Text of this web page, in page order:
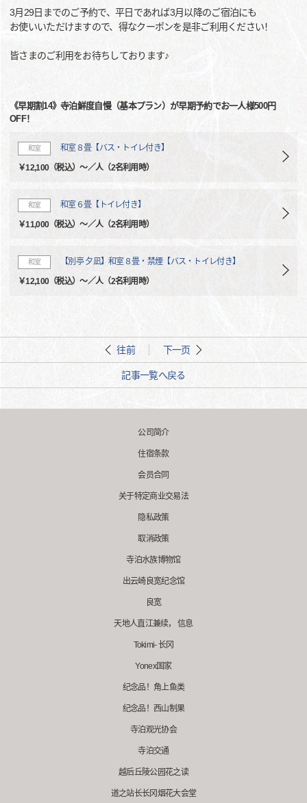
3月29日までのご予約で、平日であれば3月以降のご宿泊にも
お使いいただけますので、得なクーポンを是非ご利用ください！
皆さまのご利用をお待ちしております♪
《早期割14》寺泊鮮度自慢（基本プラン）が早期予約でお一人様500円
OFF！
和室 和室８畳【バス・トイレ付き】
￥12,100（税込）～／人（2名利用時）
和室 和室６畳【トイレ付き】
￥11,000（税込）～／人（2名利用時）
和室 【別亭 夕凪】和室８畳・禁煙【バス・トイレ付き】
￥12,100（税込）～／人（2名利用時）
往前 下一页
記事一覧へ戻る
公司简介
住宿条款
会员合同
关于特定商业交易法
隐私政策
取消政策
寺泊水族博物馆
出云崎良宽纪念馆
良宽
天地人直江兼续， 信息
Tokimi- 长冈
Yonex国家
纪念品！角上鱼类
纪念品！西山制果
寺泊观光协会
寺泊交通
越后丘陵公园花之读
道之站长长冈烟花大会堂